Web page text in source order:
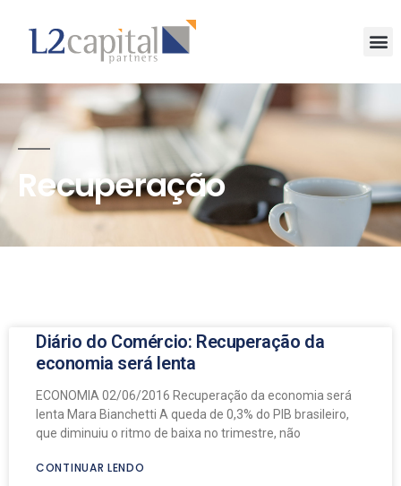
Recuperação
Diário do Comércio: Recuperação da
economia será lenta
ECONOMIA 02/06/2016 Recuperação da economia será
lenta Mara Bianchetti A queda de 0,3% do PIB brasileiro,
que diminuiu o ritmo de baixa no trimestre, não
CONTINUAR LENDO